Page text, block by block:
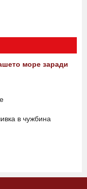
море заради
в чужбина